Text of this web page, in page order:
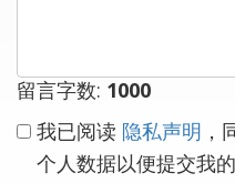
留言字数: 1000
我已阅读 隐私声明 ，
个人数据以便提交我